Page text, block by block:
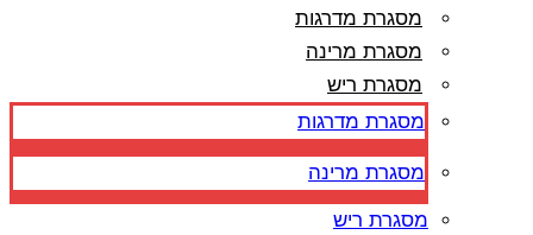
מסגרת מדרגות
מסגרת מרינה
מסגרת ריש
מסגרת מדרגות
מסגרת מרינה
מסגרת ריש